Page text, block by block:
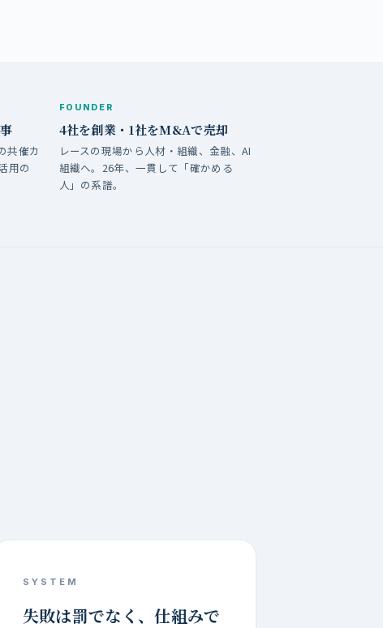
共催カ
用の
FOUNDER
4社を創業・1社をM&Aで売却
レースの現場から人材・組織、金融、AI
組織へ。26年、一貫して「確かめる
人」の系譜。
SYSTEM
失敗は罰でなく、仕組みで